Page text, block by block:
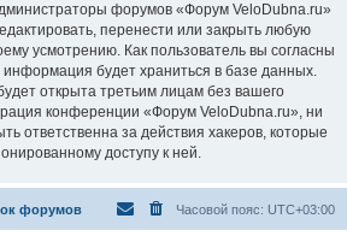
форумов «Форум VeloDubna.ru»
перенести или закрыть любую
усмотрению. Как пользователь вы согласны
информация будет храниться в базе данных.
открыта третьим лицам без вашего
конференции «Форум VeloDubna.ru», ни
ответственна за действия хакеров, которые
доступу к ней.
форумов Часовой пояс: UTC+03:00